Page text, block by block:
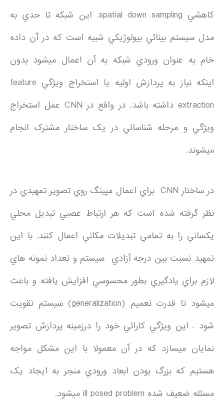
کاهشي spatial down sampling. اين شبکه تا حدي به
مدل سيستم بينائي بيولوژيکي شبيه است که در آن داده
خام به عنوان ورودي شبکه به آن اعمال ميشود بدون
اينکه نياز به پردازش اوليه يا استخراج ويژگي feature
extraction داشته باشد. در واقع در CNN عمل استخراج
ويژگي و مرحله شناسائي در يک ساختار مشترک انجام
ميشوند.
در ساختار CNN براي اعمال مپينگ روي تصوير تمهيدي در
نظر گرفته شده است که هر ارتباط عصبي تبديل محلي
يکساني را به تمامي تبديلات مکاني اعمال کنند. با اين
تمهيد نسبت بين درجه آزادي سيستم و تعداد نمونه هاي
لازم براي يادگيري بطور محسوسي افزايش يافته و باعث
ميشود تا قدرت تعميم (generalization) سيستم تقويت
شود . اين ويژگي کارائي خود را درزمينه پردازش تصوير
نمايان ميسازد که در آن معمولا با اين مشکل مواجه
هستيم که بزرگ بودن ابعاد ورودي منجر به ايجاد يک
مسئله ضعيف شده ill posed problem ميشود.